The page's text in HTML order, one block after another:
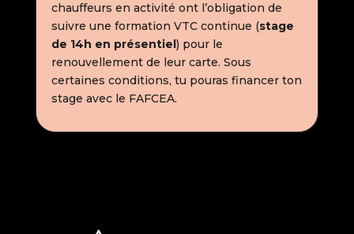
chauffeurs en activité ont l’obligation de
suivre une formation VTC continue (stage
de 14h en présentiel) pour le
renouvellement de leur carte. Sous
certaines conditions, tu pouras financer ton
stage avec le FAFCEA.